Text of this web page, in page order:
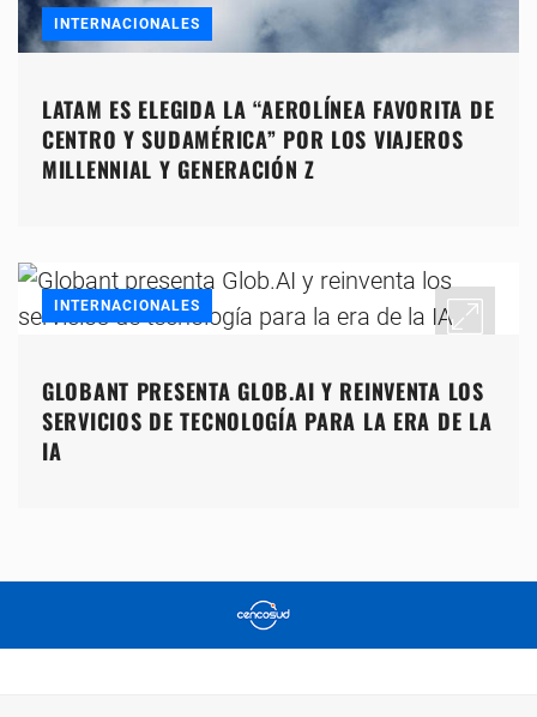
INTERNACIONALES
LATAM ES ELEGIDA LA “AEROLÍNEA FAVORITA DE
CENTRO Y SUDAMÉRICA” POR LOS VIAJEROS
MILLENNIAL Y GENERACIÓN Z
INTERNACIONALES
GLOBANT PRESENTA GLOB.AI Y REINVENTA LOS
SERVICIOS DE TECNOLOGÍA PARA LA ERA DE LA
IA